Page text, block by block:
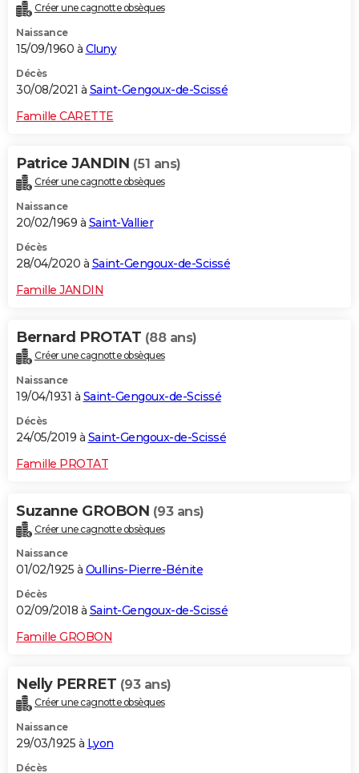
Créer une cagnotte obsèques
Naissance
15/09/1960 à Cluny
Décès
30/08/2021 à Saint-Gengoux-de-Scissé
Famille CARETTE
Patrice JANDIN (51 ans)
Créer une cagnotte obsèques
Naissance
20/02/1969 à Saint-Vallier
Décès
28/04/2020 à Saint-Gengoux-de-Scissé
Famille JANDIN
Bernard PROTAT (88 ans)
Créer une cagnotte obsèques
Naissance
19/04/1931 à Saint-Gengoux-de-Scissé
Décès
24/05/2019 à Saint-Gengoux-de-Scissé
Famille PROTAT
Suzanne GROBON (93 ans)
Créer une cagnotte obsèques
Naissance
01/02/1925 à Oullins-Pierre-Bénite
Décès
02/09/2018 à Saint-Gengoux-de-Scissé
Famille GROBON
Nelly PERRET (93 ans)
Créer une cagnotte obsèques
Naissance
29/03/1925 à Lyon
Décès